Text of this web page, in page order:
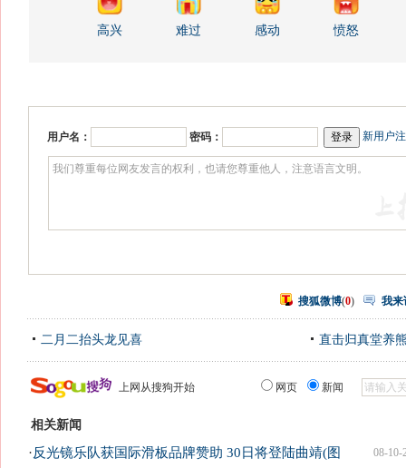
高兴 难过 感动 愤怒
用户名： 密码： 新用户
搜狐微博(0) 我来
二月二抬头龙见喜 直击归真堂养
上网从搜狗开始 网页 新闻
相关新闻
08-10-
·反光镜乐队获国际滑板品牌赞助 30日将登陆曲靖(图